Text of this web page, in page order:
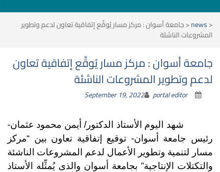
<
news
<جامعة أسوان : مركز مسار يُوقِّع إتفاقية تعاون لدعم وتطوير
المشروعات الناشئة
جامعة أسوان : مركز مسار يُوقِّع إتفاقية تعاون
لدعم وتطوير المشروعات الناشئة
September 19, 2022 portal editor
شهد اليوم الأستاذ الدكتور/ أيمن محمود عثمان-
رئيس جامعة أسوان- توقيع إتفاقية تعاون بين “مركز
مسار لتنمية وتطوير الأعمال لدعم المشروعات الناشئة
والتكتلات الإنتاجية” بجامعة أسوان والذى يُمثِّله الأستاذ